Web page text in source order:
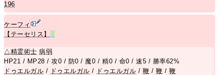
196
ケーフィ
【テーセリス】
R
△ 精霊術士 病弱
HP21 / MP28 / 攻0 / 防0 / 魔0 / 精0 / 命0 / 速5 / 勝率62%
ドゥエルガル / ドゥエルガル / ドゥエルガル /鞭 /鞭 /鞭